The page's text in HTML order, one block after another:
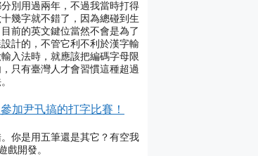
別用過兩年，不過我當時打得
幾字就不錯了，因為總碰到生
前的英文鍵位當然不會是為了
計的，不管它利不利於漢字輸
入法時，就應該把編碼字母限
只有臺灣人才會習慣這種超過
加尹卂搞的打字比賽！
你是用五筆還是其它？有空我
戲開發。